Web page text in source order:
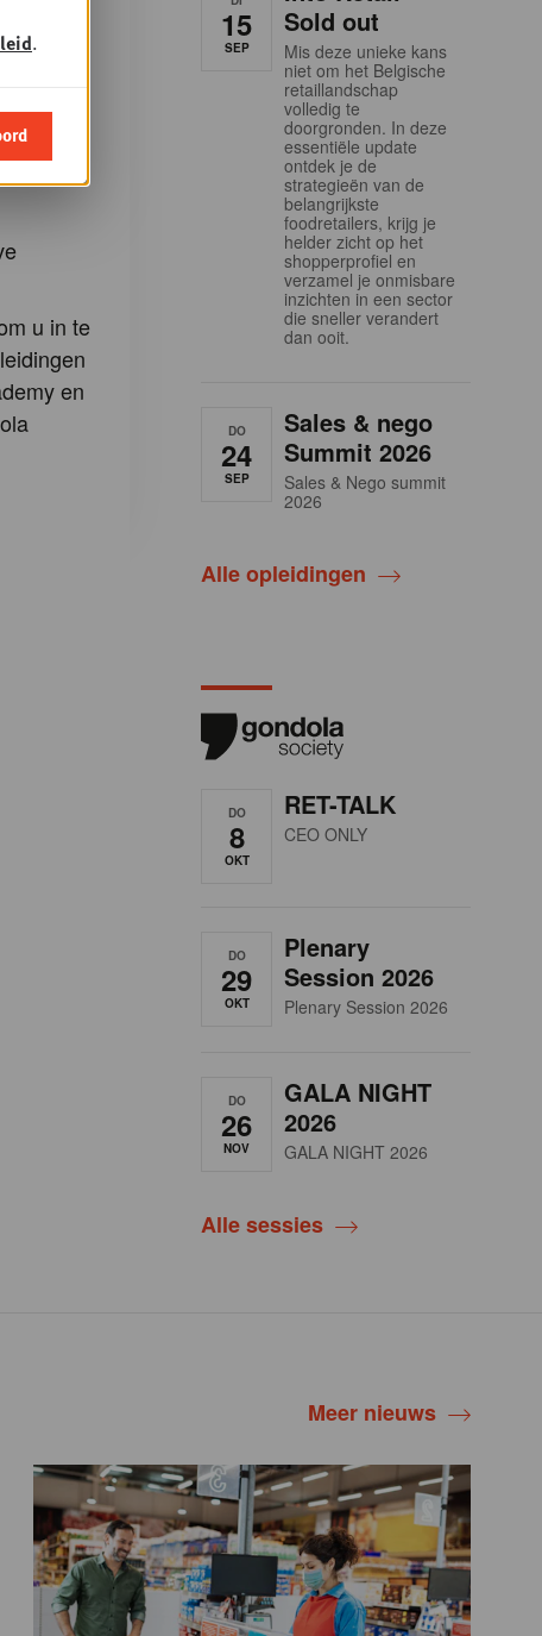
artikels
u in te
en
15
SEP
Sold out
Mis deze unieke kans
niet om het Belgische
retaillandschap
volledig te
doorgronden. In deze
essentiële update
ontdek je de
strategieën van de
belangrijkste
foodretailers, krijg je
helder zicht op het
shopperprofiel en
verzamel je onmisbare
inzichten in een sector
die sneller verandert
dan ooit.
DO
24
SEP
Sales & nego
Summit 2026
Sales & Nego summit
2026
Alle opleidingen
DO
8
OKT
RET-TALK
CEO ONLY
DO
29
OKT
Plenary
Session 2026
Plenary Session 2026
DO
26
NOV
GALA NIGHT
2026
GALA NIGHT 2026
Alle sessies
Meer nieuws
.